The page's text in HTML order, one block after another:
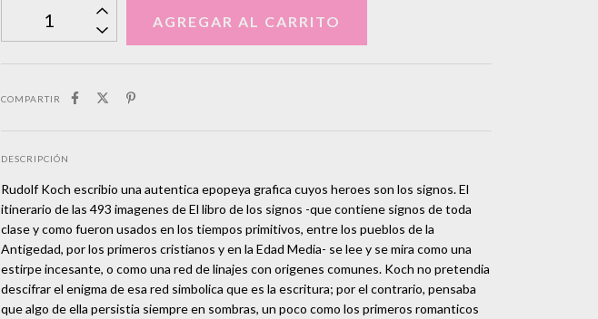
COMPARTIR
DESCRIPCIÓN
Rudolf Koch escribio una autentica epopeya grafica cuyos heroes son los signos. El
itinerario de las 493 imagenes de El libro de los signos -que contiene signos de toda
clase y como fueron usados en los tiempos primitivos, entre los pueblos de la
Antigedad, por los primeros cristianos y en la Edad Media- se lee y se mira como una
estirpe incesante, o como una red de linajes con origenes comunes. Koch no pretendia
descifrar el enigma de esa red simbolica que es la escritura; por el contrario, pensaba
que algo de ella persistia siempre en sombras, un poco como los primeros romanticos